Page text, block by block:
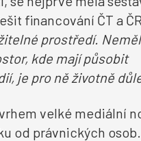
financování ČT a
prostředí.
kde mají působit
je pro ně životně
velké mediální
od právnických